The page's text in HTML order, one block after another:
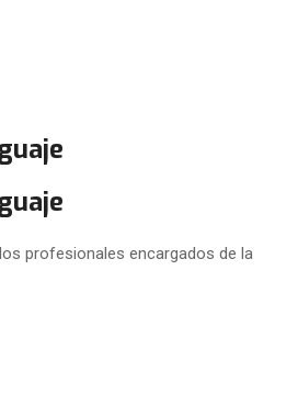
profesionales encargados de la